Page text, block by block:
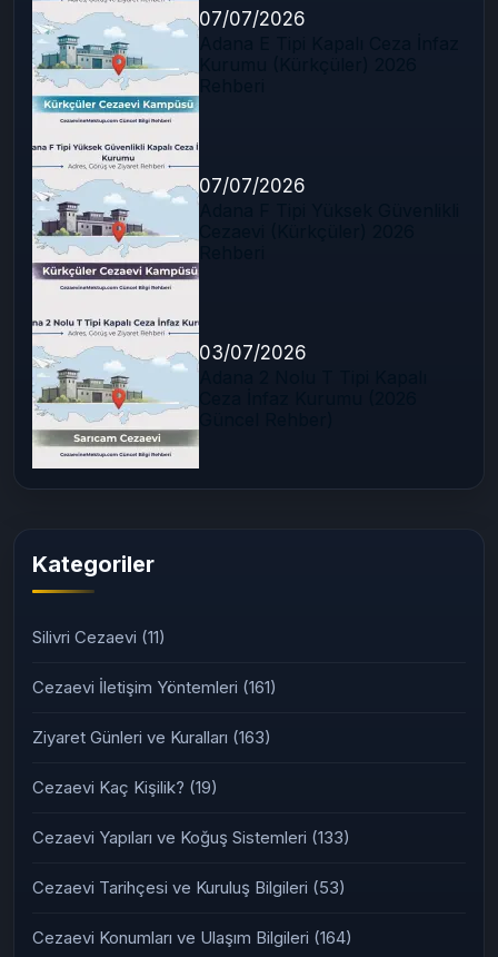
07/07/2026
07/07/2026
03/07/2026
Kategoriler
Silivri Cezaevi (11)
Cezaevi İletişim Yöntemleri (161)
Ziyaret Günleri ve Kuralları (163)
Cezaevi Kaç Kişilik? (19)
Cezaevi Yapıları ve Koğuş Sistemleri (133)
Cezaevi Tarihçesi ve Kuruluş Bilgileri (53)
Cezaevi Konumları ve Ulaşım Bilgileri (164)